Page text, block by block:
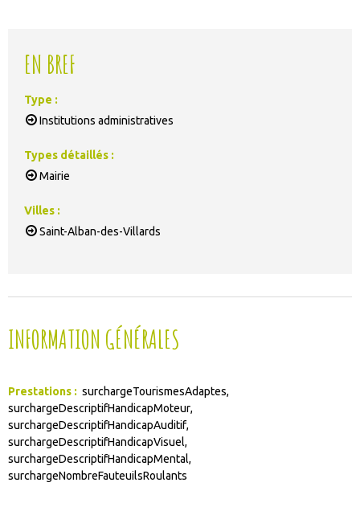
EN BREF
Type :
Institutions administratives
Types détaillés :
Mairie
Villes :
Saint-Alban-des-Villards
INFORMATION GÉNÉRALES
Prestations : surchargeTourismesAdaptes
surchargeDescriptifHandicapMoteur
surchargeDescriptifHandicapAuditif
surchargeDescriptifHandicapVisuel
surchargeDescriptifHandicapMental
surchargeNombreFauteuilsRoulants